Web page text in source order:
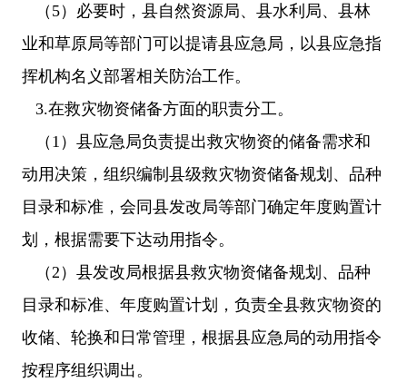
（5）必要时，县自然资源局、县水利局、县林
业和草原局等部门可以提请县应急局，以县应急指
挥机构名义部署相关防治工作。
3.在救灾物资储备方面的职责分工。
（1）县应急局负责提出救灾物资的储备需求和
动用决策，组织编制县级救灾物资储备规划、品种
目录和标准，会同县发改局等部门确定年度购置计
划，根据需要下达动用指令。
（2）县发改局根据县救灾物资储备规划、品种
目录和标准、年度购置计划，负责全县救灾物资的
收储、轮换和日常管理，根据县应急局的动用指令
按程序组织调出。